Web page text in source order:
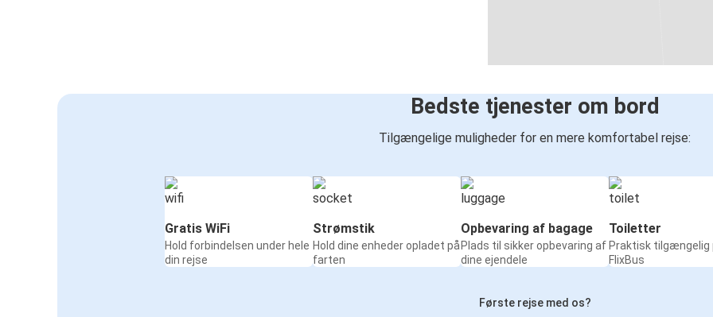
Bedste tjenester om bord
Tilgængelige muligheder for en mere komfortabel rejse:
Gratis WiFi
Hold forbindelsen under hele
din rejse
Strømstik
Hold dine enheder opladet på
farten
Opbevaring af bagage
Plads til sikker opbevaring af
dine ejendele
Toiletter
Praktisk tilgængelig
FlixBus
Første rejse med os?